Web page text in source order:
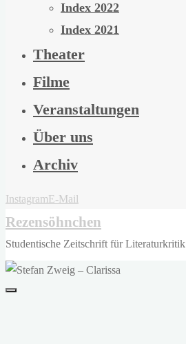
Index 2022
Index 2021
Theater
Filme
Veranstaltungen
Über uns
Archiv
InstagramE-Mail
Rezensöhnchen
Studentische Zeitschrift für Literaturkritik